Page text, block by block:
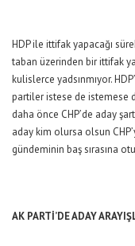
HDP ile ittifak yapacağı
taban üzerinden bir ittifak
kulislerce yadsınmıyor.
partiler istese de istemese
daha önce CHP’de aday
aday kim olursa olsun
gündeminin baş sırasına
AK PARTİ’DE ADAY